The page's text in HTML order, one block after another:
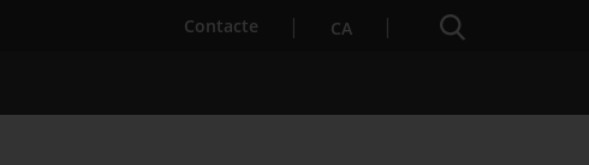
Contacte . Obre en una nova finestra.
CA Cercador